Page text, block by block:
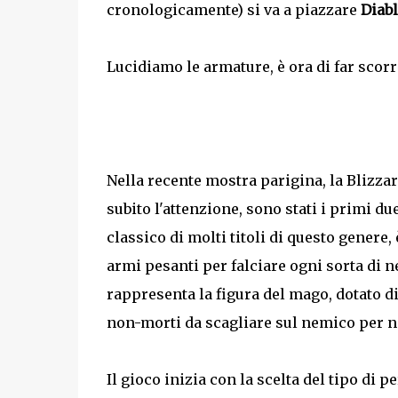
cronologicamente) si va a piazzare
Lucidiamo le armature, è ora di far
Nella recente mostra parigina, la
subito l'attenzione, sono stati i primi
classico di molti titoli di questo genere,
armi pesanti per falciare ogni sorta di
rappresenta la figura del mago, dotato
non-morti da scagliare sul nemico per
Il gioco inizia con la scelta del tipo di